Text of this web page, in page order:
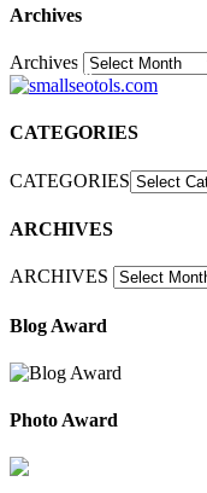
Archives
Archives30
CATEGORIES
CATEGORIES
ARCHIVES
ARCHIVES
Blog Award
Photo Award